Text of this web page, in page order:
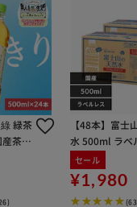
緑茶
茶葉
【48本】富士
水 500ml ラベ
セール
¥1,980